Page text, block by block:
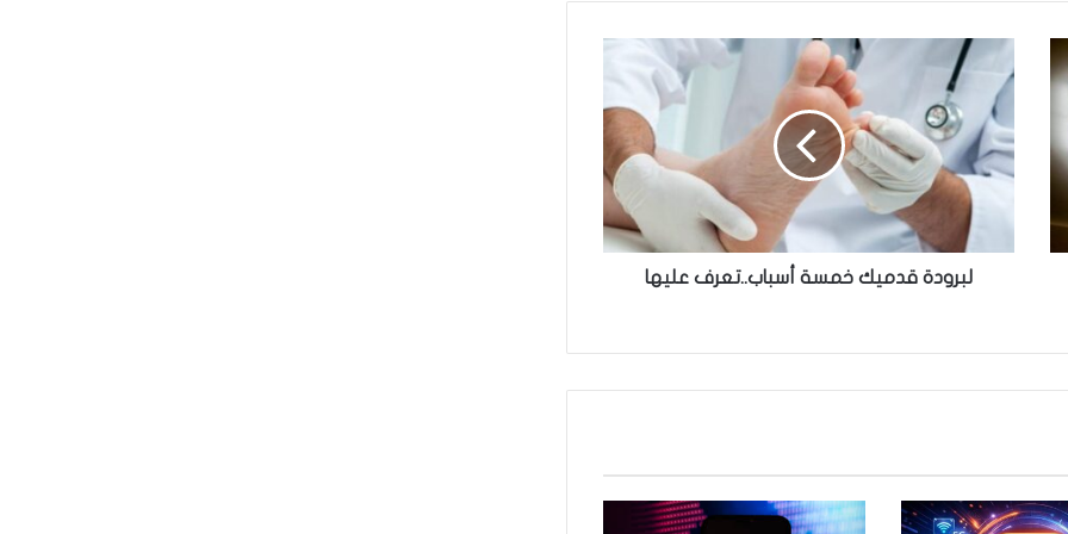
ب
و
د
ة
م
م
ب
ا
ب
لبرودة قدميك خمسة أسباب..تعرف عليها